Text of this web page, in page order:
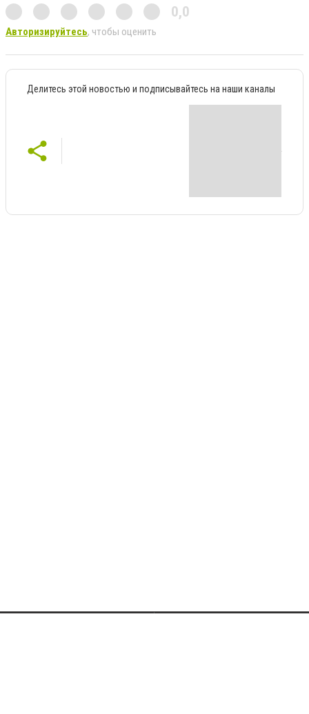
0,0
Авторизируйтесь, чтобы оценить
Делитесь этой новостью и подписывайтесь на наши каналы